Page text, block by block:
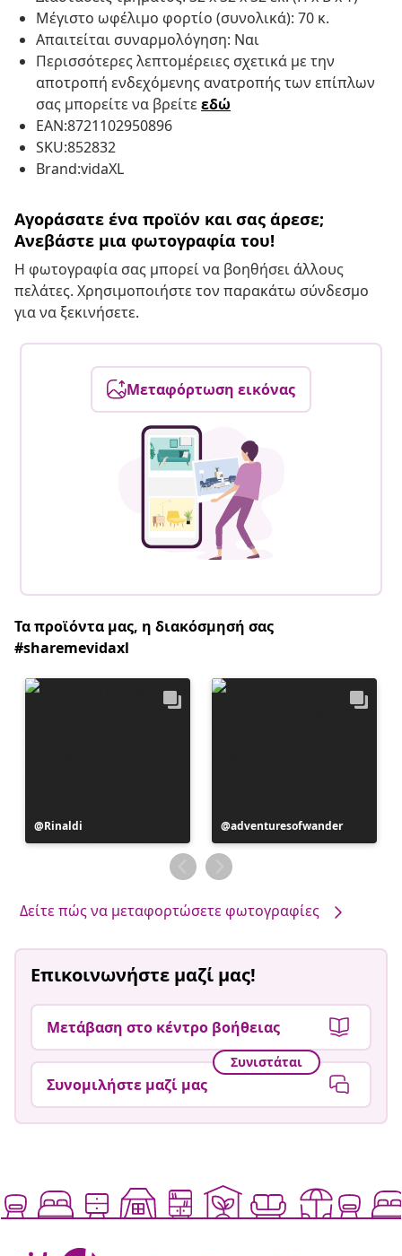
Μέγιστο ωφέλιμο φορτίο (συνολικά): 70 κ.
Απαιτείται συναρμολόγηση: Ναι
Περισσότερες λεπτομέρειες σχετικά με την
αποτροπή ενδεχόμενης ανατροπής των επίπλων
σας μπορείτε να βρείτεεδώ
EAN:8721102950896
SKU:852832
Brand:vidaXL
Αγοράσατε ένα προϊόν και σας άρεσε;
Ανεβάστε μια φωτογραφία του!
Η φωτογραφία σας μπορεί να βοηθήσει άλλους
πελάτες. Χρησιμοποιήστε τον παρακάτω σύνδεσμο
για να ξεκινήσετε.
Μεταφόρτωση εικόνας
Τα προϊόντα μας, η διακόσμησή σας
#sharemevidaxl
Η
ανάρτηση
Rinaldi
Η
ανάρτηση
δημοσιεύθηκε
από
adventuresofwander
Δείτε πώς να μεταφορτώσετε φωτογραφίες
Επικοινωνήστε μαζί μας!
Μετάβαση στο κέντρο βοήθειας
Συνιστάται
Συνομιλήστε μαζί μας